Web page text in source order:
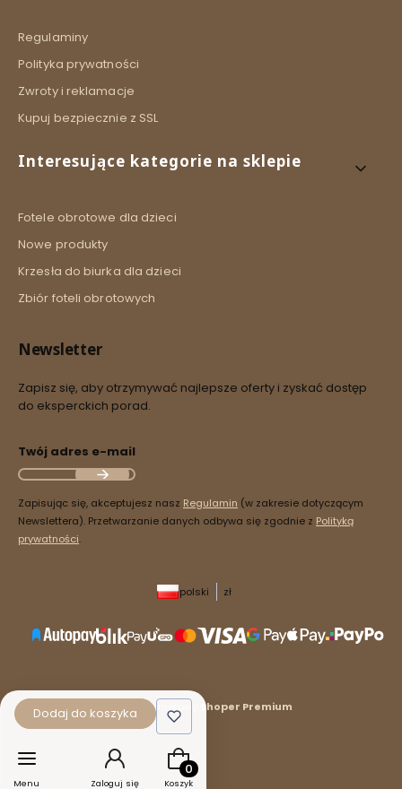
Regulaminy
Polityka prywatności
Zwroty i reklamacje
Kupuj bezpiecznie z SSL
Interesujące kategorie na sklepie
Fotele obrotowe dla dzieci
Nowe produkty
Krzesła do biurka dla dzieci
Zbiór foteli obrotowych
Newsletter
Zapisz się, aby otrzymywać najlepsze oferty i zyskać dostęp
do eksperckich porad.
Twój adres e-mail
Zapisując się, akceptujesz nasz Regulamin (w zakresie dotyczącym
Newslettera). Przetwarzanie danych odbywa się zgodnie z Polityką
prywatności.
polski zł
Sklep internetowy Shoper Premium
Dodaj do koszyka
Menu Zaloguj się
Produkty w koszyku: 0. Zobacz
Koszyk